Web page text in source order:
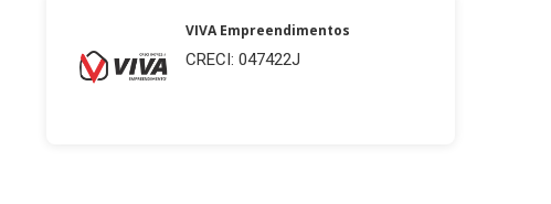
VIVA Empreendimentos
CRECI: 047422J